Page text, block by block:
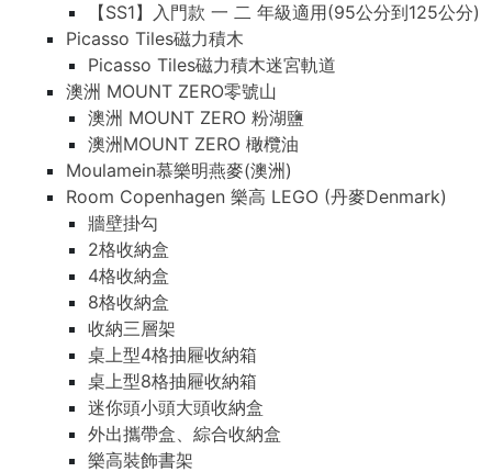
【SS1】入門款 一 二 年級適用(95公分到125公分)
Picasso Tiles磁力積木
Picasso Tiles磁力積木迷宮軌道
澳洲 MOUNT ZERO零號山
澳洲 MOUNT ZERO 粉湖鹽
澳洲MOUNT ZERO 橄欖油
Moulamein慕樂明燕麥(澳洲)
Room Copenhagen 樂高 LEGO (丹麥Denmark)
牆壁掛勾
2格收納盒
4格收納盒
8格收納盒
收納三層架
桌上型4格抽屜收納箱
桌上型8格抽屜收納箱
迷你頭小頭大頭收納盒
外出攜帶盒、綜合收納盒
樂高裝飾書架